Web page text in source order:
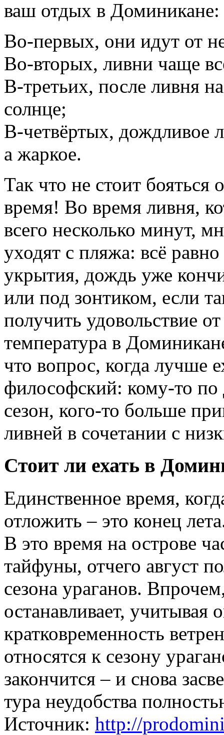
ваш отдых в Доминикане:
Во-первых, они идут от
Во-вторых, ливни чаще
В-третьих, после ливня
солнце;
В-четвёртых, дождливое
а жаркое.
Так что не стоит
время! Во время ливня,
всего несколько минут,
уходят с пляжа: всё
укрытия, дождь уже
или под зонтиком, если
получить удовольствие
температура в
что вопрос, когда лучше
философский: кому-то
сезон, кого-то больше
ливней в сочетании с
Стоит ли ехать в
Единственное время,
отложить – это конец
В это время на острове
тайфуны, отчего август
сезона ураганов.
останавливает,
кратковременность
относятся к сезону
закончится – и снова
тура неудобства
Источник: http://